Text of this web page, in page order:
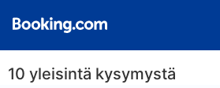
10 yleisintä kysymystä